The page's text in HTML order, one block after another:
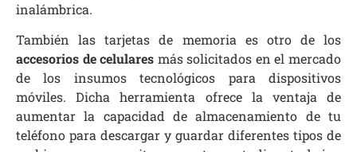
inalámbrica.
También las tarjetas de memoria es otro de los
accesorios de celulares más solicitados en el mercado
de los insumos tecnológicos para dispositivos
móviles. Dicha herramienta ofrece la ventaja de
aumentar la capacidad de almacenamiento de tu
teléfono para descargar y guardar diferentes tipos de